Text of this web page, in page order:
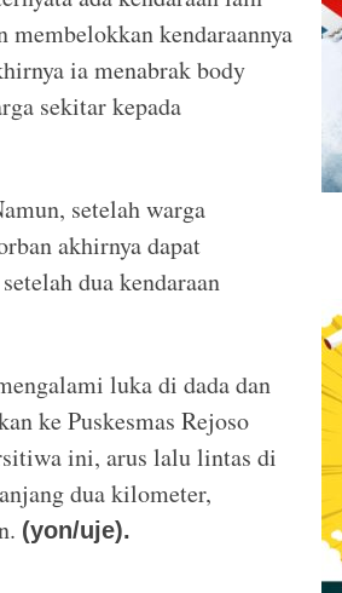
membelokkan kendaraannya
ia menabrak body
sekitar kepada
setelah warga
akhirnya dapat
dua kendaraan
luka di dada dan
ke Puskesmas Rejoso
ini, arus lalu lintas di
dua kilometer,
(yon/uje).